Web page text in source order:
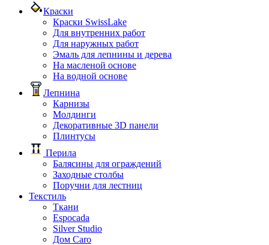
Краски
Краски SwissLake
Для внутренних работ
Для наружных работ
Эмаль для лепнины и дерева
На масленой основе
На водной основе
Лепнина
Карнизы
Молдинги
Декоративные 3D панели
Плинтусы
Перила
Балясины для ограждений
Заходные столбы
Поручни для лестниц
Текстиль
Ткани
Espocada
Silver Studio
Дом Caro